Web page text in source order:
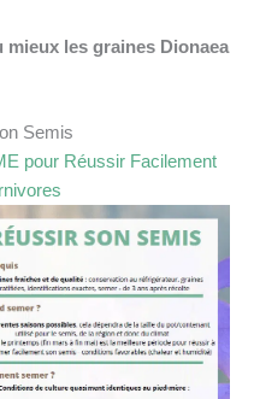
les graines Dionaea
Semis
pour Réussir Facilement